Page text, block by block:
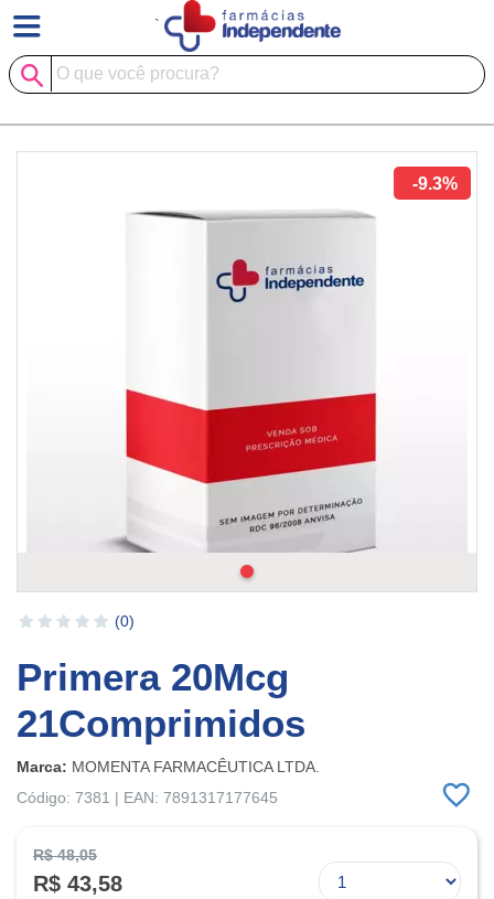
`
-9.3%
(0)
Primera 20Mcg
21Comprimidos
Marca: MOMENTA FARMACÊUTICA LTDA.
Código: 7381 | EAN: 7891317177645
R$ 48,05
R$ 43,58